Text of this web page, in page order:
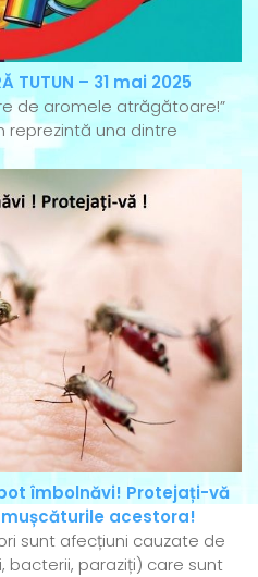
TUTUN – 31 mai 2025
de aromele atrăgătoare!”
reprezintă una dintre
îmbolnăvi! Protejați-vă
acestora!
sunt afecțiuni cauzate de
bacterii, paraziți) care sunt